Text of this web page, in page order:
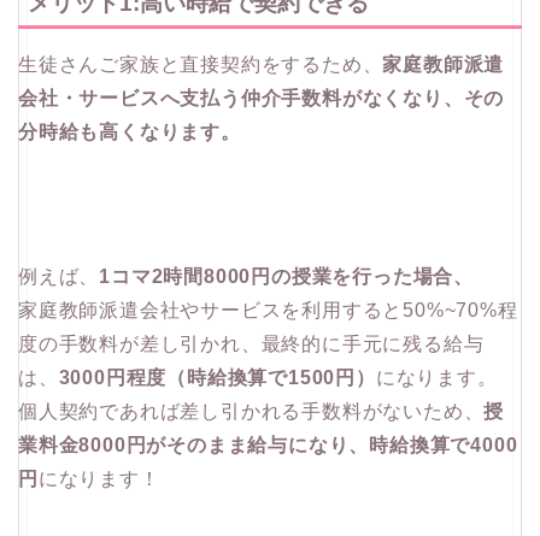
生徒さんご家族と直接契約をするため、 家庭教師派遣
会社・サービスへ支払う仲介手数料がなくなり、その
分時給も高くなります。
例えば、 1コマ2時間8000円の授業を行った場合、
家庭教師派遣会社やサービスを利用すると50%~70%程
度の手数料が差し引かれ、最終的に手元に残る給与
は、 3000円程度（時給換算で1500円） になります。
個人契約であれば差し引かれる手数料がないため、授
業料金8000円がそのまま給与になり、時給換算で4000
円 になります！